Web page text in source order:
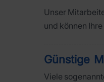
Unser
und können
Günstige
Viele